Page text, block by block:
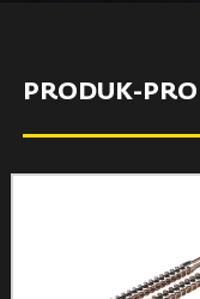
PRODUK-